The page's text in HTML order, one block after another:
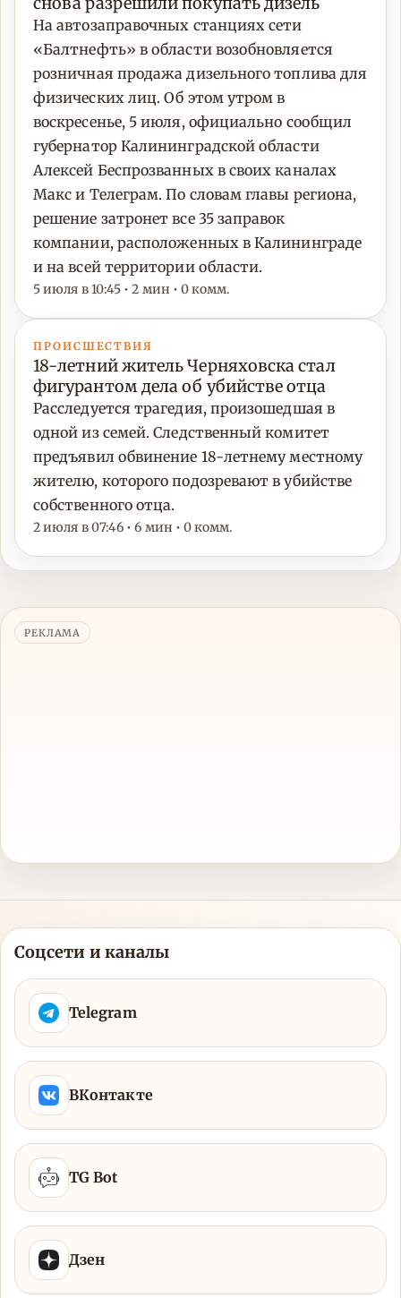
На автозаправочных станциях сети
«Балтнефть» в области возобновляется
розничная продажа дизельного топлива для
физических лиц. Об этом утром в
воскресенье, 5 июля, официально сообщил
губернатор Калининградской области
Алексей Беспрозванных в своих каналах
Макс и Телеграм. По словам главы региона,
решение затронет все 35 заправок
компании, расположенных в Калининграде
и на всей территории области.
5 июля в 10:45 • 2 мин • 0 комм.
ПРОИСШЕСТВИЯ
18-летний житель Черняховска стал
фигурантом дела об убийстве отца
Расследуется трагедия, произошедшая в
одной из семей. Следственный комитет
предъявил обвинение 18-летнему местному
жителю, которого подозревают в убийстве
собственного отца.
2 июля в 07:46 • 6 мин • 0 комм.
РЕКЛАМА
Соцсети и каналы
Telegram
ВКонтакте
TG Bot
Дзен